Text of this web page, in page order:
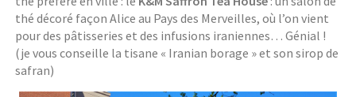
thé décoré façon Alice au Pays des Merveilles, où l’on vient
pour des pâtisseries et des infusions iraniennes… Génial !
(je vous conseille la tisane « Iranian borage » et son sirop de
safran)